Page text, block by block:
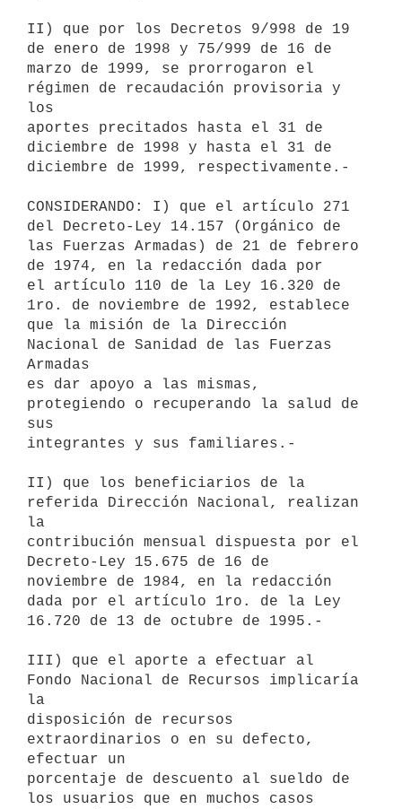
II) que por los Decretos 9/998 de 19
de enero de 1998 y 75/999 de 16 de
marzo de 1999, se prorrogaron el
régimen de recaudación provisoria y
los
aportes precitados hasta el 31 de
diciembre de 1998 y hasta el 31 de
diciembre de 1999, respectivamente.-
CONSIDERANDO: I) que el artículo 271
del Decreto-Ley 14.157 (Orgánico de
las Fuerzas Armadas) de 21 de febrero
de 1974, en la redacción dada por
el artículo 110 de la Ley 16.320 de
1ro. de noviembre de 1992, establece
que la misión de la Dirección
Nacional de Sanidad de las Fuerzas
Armadas
es dar apoyo a las mismas,
protegiendo o recuperando la salud de
sus
integrantes y sus familiares.-
II) que los beneficiarios de la
referida Dirección Nacional, realizan
la
contribución mensual dispuesta por el
Decreto-Ley 15.675 de 16 de
noviembre de 1984, en la redacción
dada por el artículo 1ro. de la Ley
16.720 de 13 de octubre de 1995.-
III) que el aporte a efectuar al
Fondo Nacional de Recursos implicaría
la
disposición de recursos
extraordinarios o en su defecto,
efectuar un
porcentaje de descuento al sueldo de
los usuarios que en muchos casos